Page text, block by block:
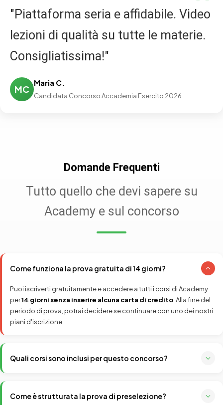
"Piattaforma seria e affidabile. Video
lezioni di qualità su tutte le materie.
Consigliatissima!"
MC
Maria C.
Candidata Concorso Accademia Esercito 2026
Domande Frequenti
Tutto quello che devi sapere su
Academy e sul concorso
Come funziona la prova gratuita di 14 giorni?
Puoi iscriverti gratuitamente e accedere a tutti i corsi di Academy
per14 giorni senza inserire alcuna carta di credito . Alla fine del
periodo di prova, potrai decidere se continuare con uno dei nostri
piani d'iscrizione.
Quali corsi sono inclusi per questo concorso?
grammatica italiana, logica e informatica. Hai accesso anche
Come è strutturata la prova di preselezione?